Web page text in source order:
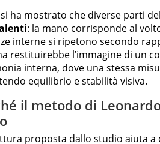
ha mostrato che diverse parti
: la mano corrisponde al
interne si ripetono secondo
restituirebbe l’immagine di un
interna, dove una stessa
equilibrio e stabilità visiva.
il metodo di
proposta dallo studio aiuta